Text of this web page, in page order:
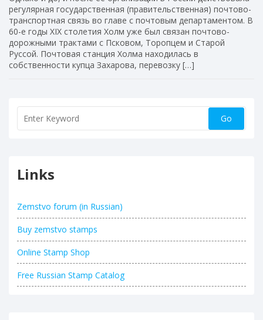
регулярная государственная (правительственная) почтово-
транспортная связь во главе с почтовым департаментом. В
60-е годы XIX столетия Холм уже был связан почтово-
дорожными трактами с Псковом, Торопцем и Старой
Руссой. Почтовая станция Холма находилась в
собственности купца Захарова, перевозку […]
Links
Zemstvo forum (in Russian)
Buy zemstvo stamps
Online Stamp Shop
Free Russian Stamp Catalog